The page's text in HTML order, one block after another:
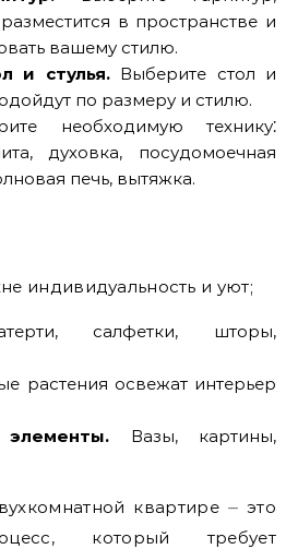
в пространстве и
вашему стилю.
и стулья.Выберите стол и
по размеру и стилю.
необходимую технику⁚
духовка, посудомоечная
печь, вытяжка.
индивидуальность и уют;
салфетки, шторы,
растения освежат интерьер
Вазы, картины,
квартире ⏤ это
который требует